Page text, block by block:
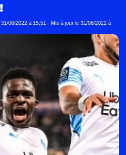
31/08/2022 à 15:51 - Mis à jour le 31/08/2022 à